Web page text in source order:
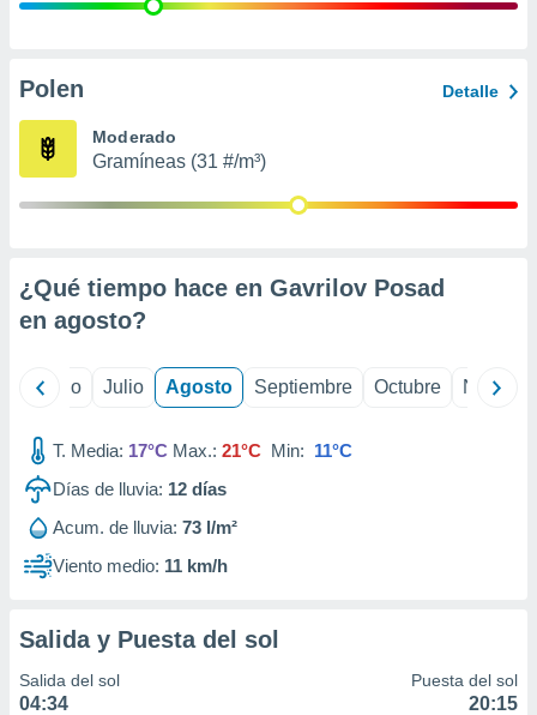
e
publicidad
Polen Detalle
Moderado
Gramíneas (31 #/m³)
¿Qué tiempo hace en Gavrilov Posad
en agosto?
Junio Julio Agosto Septiembre Octubre
T. Media: 17°C Max.: 21°C Min: 11°C
Días de lluvia: 12 días
Acum. de lluvia: 73 l/m²
Viento medio: 11 km/h
Salida y Puesta del sol
Salida del sol
04:34
Puesta del sol
20:15